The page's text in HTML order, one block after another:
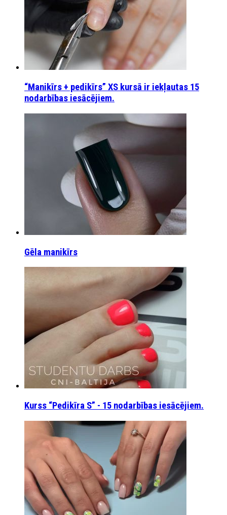
“Manikīrs + pedikīrs” XS kursā ir iekļautas 15
nodarbības iesācējiem.
Gēla manikīrs
Kurss “Pedikīra S” - 15 nodarbības iesācējiem.